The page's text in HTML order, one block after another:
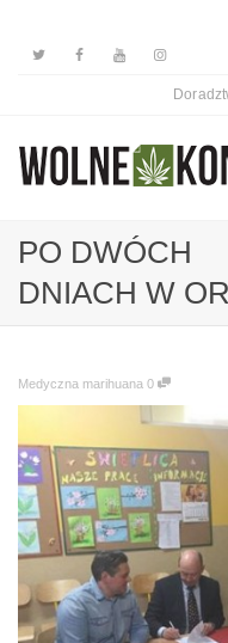
PO DWÓCH
DNIACH W
Medyczna marihuana 0